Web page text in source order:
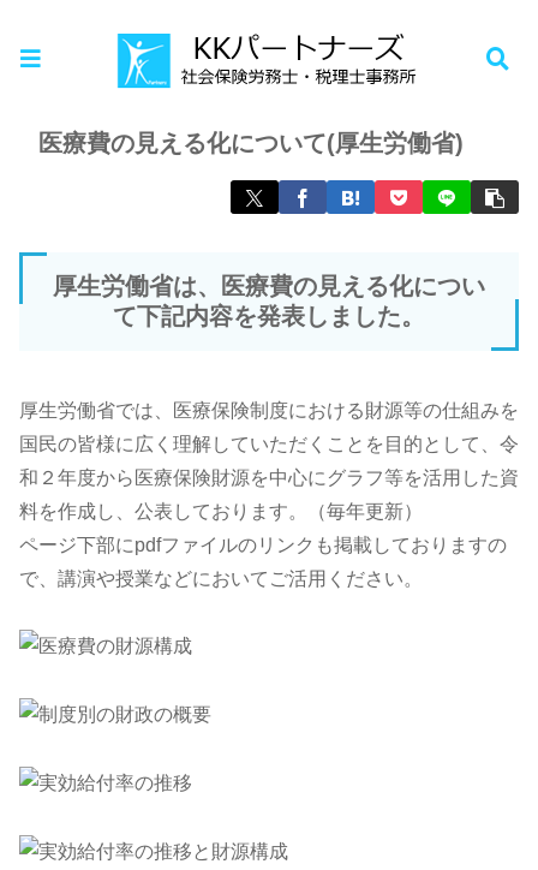
お知らせ
医療費の見える化について(厚生労働省)
厚生労働省は、医療費の見える化につい
て下記内容を発表しました。
厚生労働省では、医療保険制度における財源等の仕組みを
国民の皆様に広く理解していただくことを目的として、令
和２年度から医療保険財源を中心にグラフ等を活用した資
料を作成し、公表しております。（毎年更新）
ページ下部にpdfファイルのリンクも掲載しておりますの
で、講演や授業などにおいてご活用ください。